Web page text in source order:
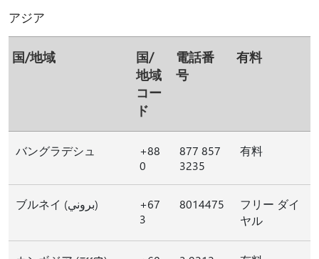
アジア
国/地域
国/
地域
コー
ド
電話番
号
有料
バングラデシュ
+88
0
877 857
3235
有料
ブルネイ (بروني)
+67
3
8014475
フリー ダイ
ヤル